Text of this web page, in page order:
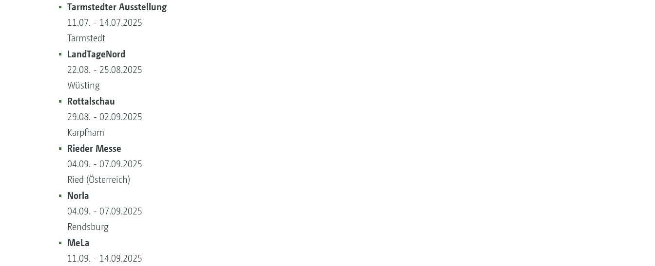
Tarmstedter Ausstellung
11.07. - 14.07.2025
Tarmstedt
LandTageNord
22.08. - 25.08.2025
Wüsting
Rottalschau
29.08. - 02.09.2025
Karpfham
Rieder Messe
04.09. - 07.09.2025
Ried (Österreich)
Norla
04.09. - 07.09.2025
Rendsburg
MeLa
11.09. - 14.09.2025